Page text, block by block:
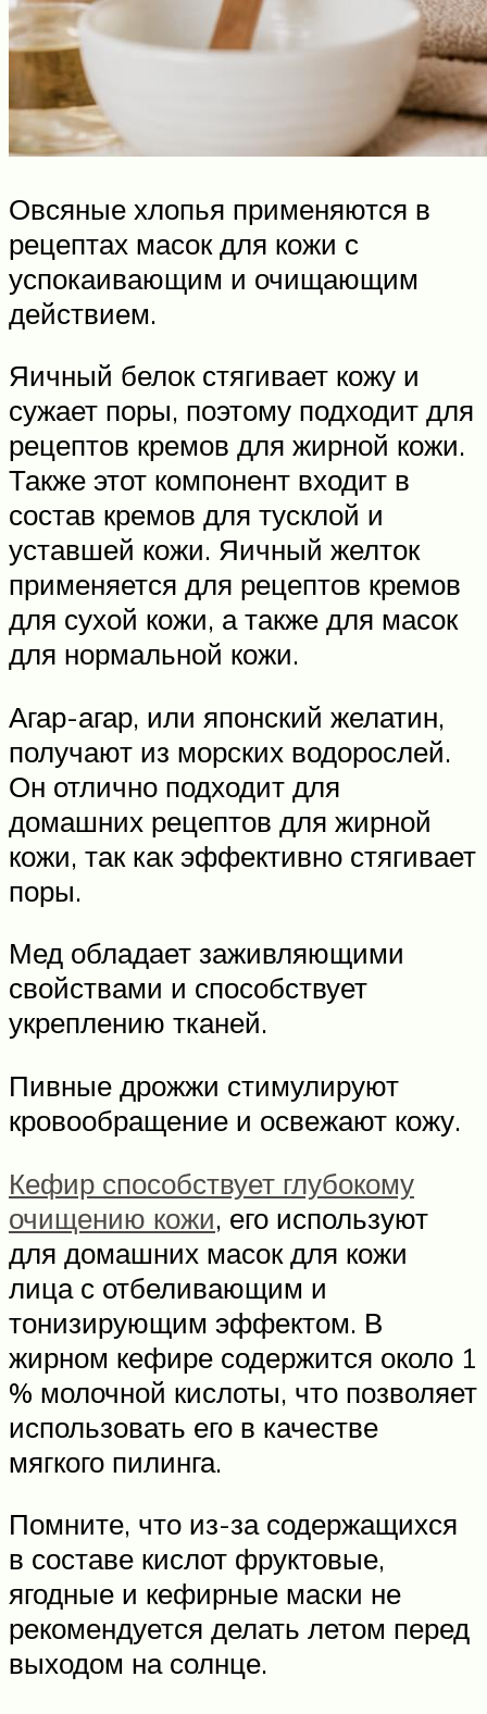
Овсяные хлопья применяются в
рецептах масок для кожи с
успокаивающим и очищающим
действием.
Яичный белок стягивает кожу и
сужает поры, поэтому подходит для
рецептов кремов для жирной кожи.
Также этот компонент входит в
состав кремов для тусклой и
уставшей кожи. Яичный желток
применяется для рецептов кремов
для сухой кожи, а также для масок
для нормальной кожи.
Агар-агар, или японский желатин,
получают из морских водорослей.
Он отлично подходит для
домашних рецептов для жирной
кожи, так как эффективно стягивает
поры.
Мед обладает заживляющими
свойствами и способствует
укреплению тканей.
Пивные дрожжи стимулируют
кровообращение и освежают кожу.
Кефир способствует глубокому
очищению кожи, его используют
для домашних масок для кожи
лица с отбеливающим и
тонизирующим эффектом. В
жирном кефире содержится около 1
% молочной кислоты, что позволяет
использовать его в качестве
мягкого пилинга.
Помните, что из-за содержащихся
в составе кислот фруктовые,
ягодные и кефирные маски не
рекомендуется делать летом перед
выходом на солнце.